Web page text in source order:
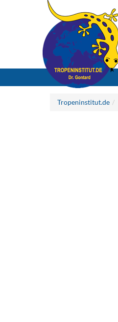
Tropeninstitut.de